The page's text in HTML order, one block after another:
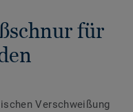
für
Verschweißung